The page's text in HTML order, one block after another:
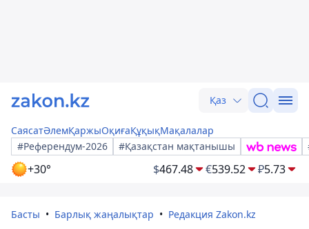
Қаз
СаясатӘлемҚаржыОқиғаҚұқықМақалалар
#Референдум-2026
#Қазақстан мақтанышы
+30° $467.48 €539.52 ₽5.73
Басты Барлық жаңалықтар Редакция Zakon.kz